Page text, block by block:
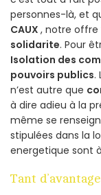
personnes-là, et
CAUX , notre offre
solidarite. Pour
Isolation des
pouvoirs publics.
n’est autre que
à dire adieu à la
même se
stipulées dans la
energetique sont
Tant